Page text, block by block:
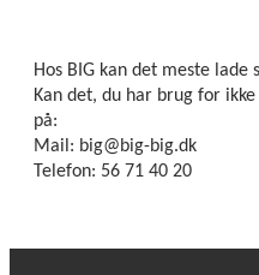
Hos BIG kan det meste lade
Kan det, du har brug for
på:
Mail: big@big-big.dk
Telefon: 56 71 40 20